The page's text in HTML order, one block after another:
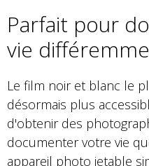
Parfait pour
vie
Le film noir et blanc le
désormais plus
d'obtenir des
documenter votre vie
appareil photo jetable